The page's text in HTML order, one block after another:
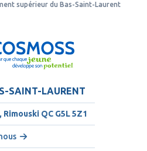
supérieur du Bas-Saint-Laurent
SAINT-LAURENT
Rimouski QC G5L 5Z1